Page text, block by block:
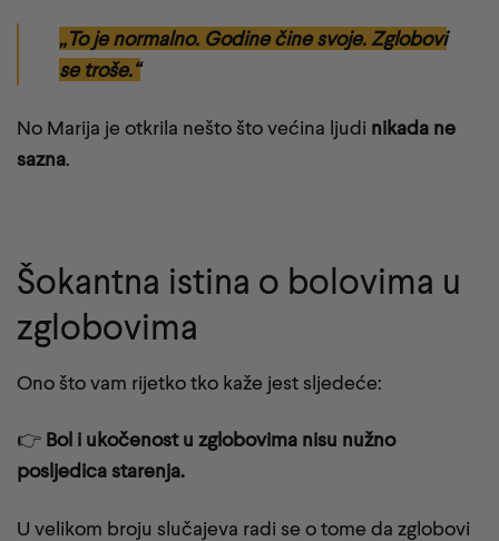
„To je normalno. Godine čine svoje. Zglobovi
se troše.“
No Marija je otkrila nešto što većina ljudi nikada ne
sazna.
Šokantna istina o bolovima u
zglobovima
Ono što vam rijetko tko kaže jest sljedeće:
👉 Bol i ukočenost u zglobovima nisu nužno
posljedica starenja.
U velikom broju slučajeva radi se o tome da zglobovi